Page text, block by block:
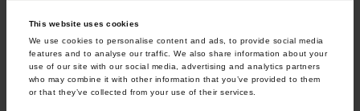
This website uses cookies
We use cookies to personalise content and ads, to provide social media
features and to analyse our traffic. We also share information about your
use of our site with our social media, advertising and analytics partners
who may combine it with other information that you’ve provided to them
or that they’ve collected from your use of their services.
Rozwiń
4.9 z 5.0